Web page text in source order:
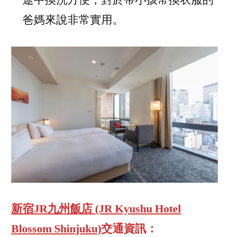
爸媽來說非常實用。
新宿JR九州飯店 (JR Kyushu Hotel
Blossom Shinjuku)交通資訊：